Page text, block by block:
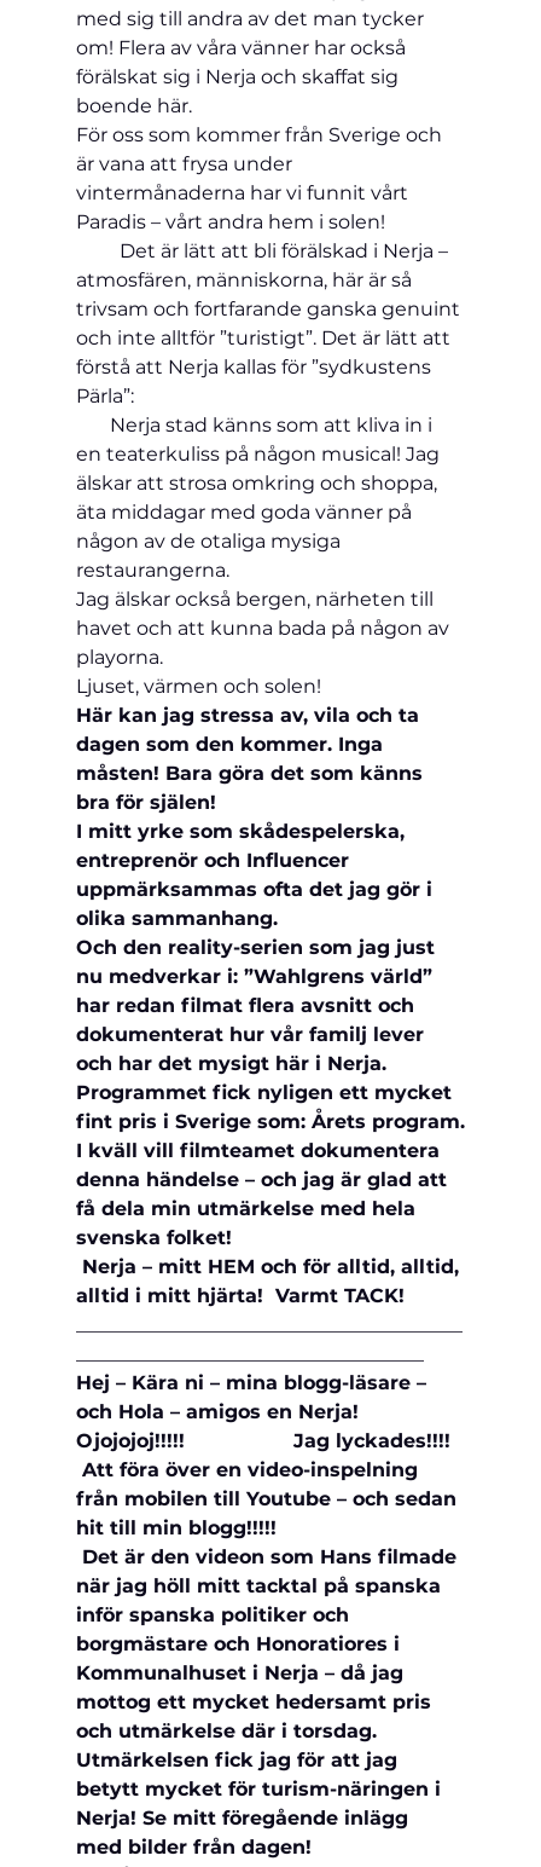
med sig till andra av det man tycker
om! Flera av våra vänner har också
förälskat sig i Nerja och skaffat sig
boende här.
För oss som kommer från Sverige och
är vana att frysa under
vintermånaderna har vi funnit vårt
Paradis – vårt andra hem i solen!
Det är lätt att bli förälskad i Nerja –
atmosfären, människorna, här är så
trivsam och fortfarande ganska genuint
och inte alltför ”turistigt”. Det är lätt att
förstå att Nerja kallas för ”sydkustens
Pärla”:
Nerja stad känns som att kliva in i
en teaterkuliss på någon musical! Jag
älskar att strosa omkring och shoppa,
äta middagar med goda vänner på
någon av de otaliga mysiga
restaurangerna.
Jag älskar också bergen, närheten till
havet och att kunna bada på någon av
playorna.
Ljuset, värmen och solen!
Här kan jag stressa av, vila och ta
dagen som den kommer. Inga
måsten! Bara göra det som känns
bra för själen!
I mitt yrke som skådespelerska,
entreprenör och Influencer
uppmärksammas ofta det jag gör i
olika sammanhang.
Och den reality-serien som jag just
nu medverkar i: ”Wahlgrens värld”
har redan filmat flera avsnitt och
dokumenterat hur vår familj lever
och har det mysigt här i Nerja.
Programmet fick nyligen ett mycket
fint pris i Sverige som: Årets program.
I kväll vill filmteamet dokumentera
denna händelse – och jag är glad att
få dela min utmärkelse med hela
svenska folket!
Nerja – mitt HEM och för alltid, alltid,
alltid i mitt hjärta!  Varmt TACK!
Hej – Kära ni – mina blogg-läsare –
och Hola – amigos en Nerja!
Ojojojoj!!!!!                  Jag lyckades!!!!
från mobilen till Youtube – och sedan
hit till min blogg!!!!!
när jag höll mitt tacktal på spanska
inför spanska politiker och
borgmästare och Honoratiores i
Kommunalhuset i Nerja – då jag
mottog ett mycket hedersamt pris
och utmärkelse där i torsdag.
Utmärkelsen fick jag för att jag
betytt mycket för turism-näringen i
Nerja! Se mitt föregående inlägg
med bilder från dagen!